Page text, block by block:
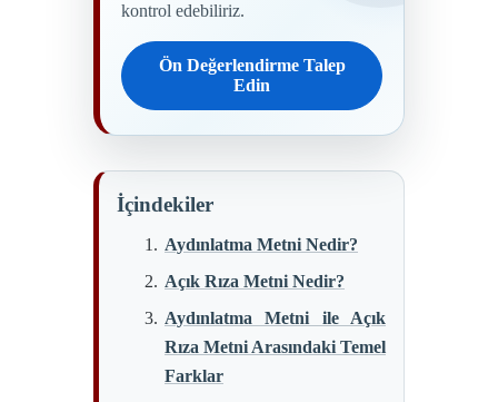
kontrol edebiliriz.
Ön Değerlendirme Talep
Edin
İçindekiler
Aydınlatma Metni Nedir?
Açık Rıza Metni Nedir?
Aydınlatma Metni ile Açık
Rıza Metni Arasındaki Temel
Farklar